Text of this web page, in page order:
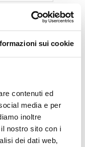
sui cookie
contenuti ed
media e per
inoltre
nostro sito con i
dei dati web,